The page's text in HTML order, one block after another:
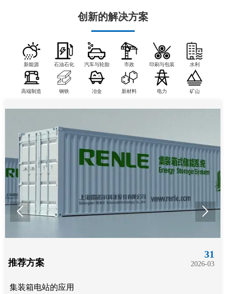
创新的解决方案
新能源 石油石化 汽车与轮胎 市政 印刷与包装 水利
高端制造 钢铁 冶金 新材料 电力 矿山
推荐方案
31
2026-03
集装箱电站的应用
 